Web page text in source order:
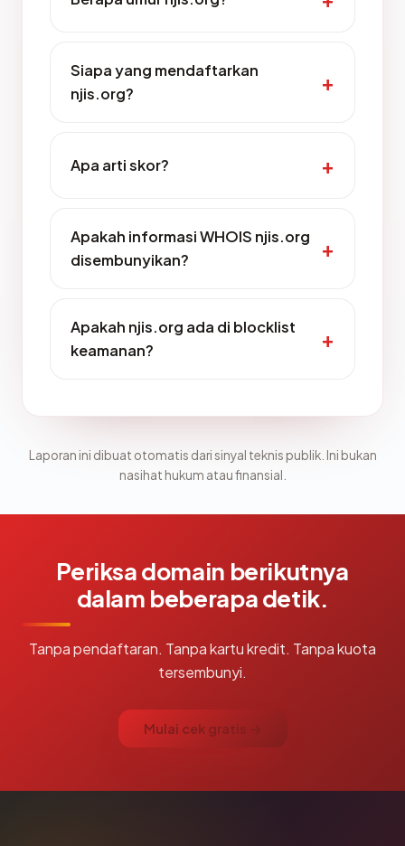
Siapa yang mendaftarkan
njis.org?
Apa arti skor?
Apakah informasi WHOIS njis.org
disembunyikan?
Apakah njis.org ada di blocklist
keamanan?
Laporan ini dibuat otomatis dari sinyal teknis publik. Ini bukan
nasihat hukum atau finansial.
Periksa domain berikutnya
dalam beberapa detik.
Tanpa pendaftaran. Tanpa kartu kredit. Tanpa kuota
tersembunyi.
Mulai cek gratis →